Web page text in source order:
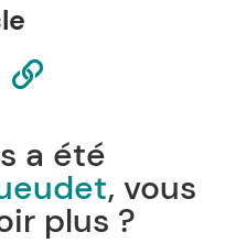
a été
, vous
plus ?